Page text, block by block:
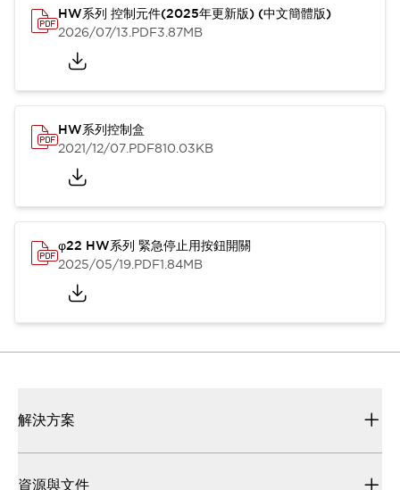
HW系列 控制元件(2025年更新版) (中文簡體版)
2026/07/13.PDF3.87MB
HW系列控制盒
2021/12/07.PDF810.03KB
φ22 HW系列 緊急停止用按鈕開關
2025/05/19.PDF1.84MB
解決方案
資源與文件